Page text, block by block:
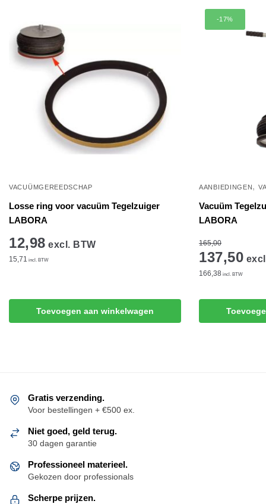
VACUÜMGEREEDSCHAP
Losse ring voor vacuüm Tegelzuiger
LABORA
12,98 excl. BTW
15,71 incl. BTW
Toevoegen aan winkelwagen
-17%
AANBIEDINGEN ,
Vacuüm
LABORA
165,00
137,50
166,38 incl. BTW
Gratis verzending.
Voor bestellingen + €500 ex.
Niet goed, geld terug.
30 dagen garantie
Professioneel materieel.
Gekozen door professionals
Scherpe prijzen.